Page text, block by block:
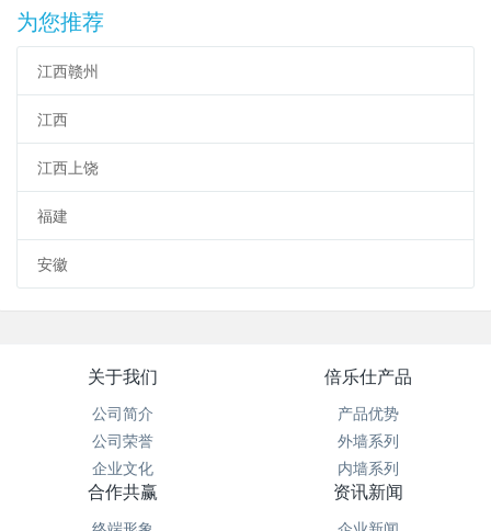
为您推荐
江西赣州
江西
江西上饶
福建
安徽
关于我们
公司简介
公司荣誉
企业文化
倍乐仕产品
产品优势
外墙系列
内墙系列
合作共赢 资讯新闻